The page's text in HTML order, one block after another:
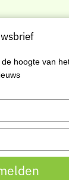
hoogte van